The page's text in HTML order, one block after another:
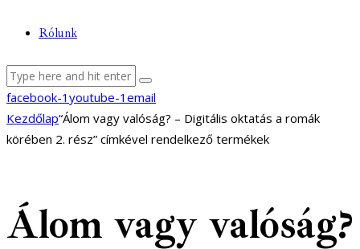
Rólunk
facebook-1 youtube-1 email
Kezdőlap“Álom vagy valóság? – Digitális oktatás a romák
körében 2. rész” címkével rendelkező termékek
Álom vagy valóság?